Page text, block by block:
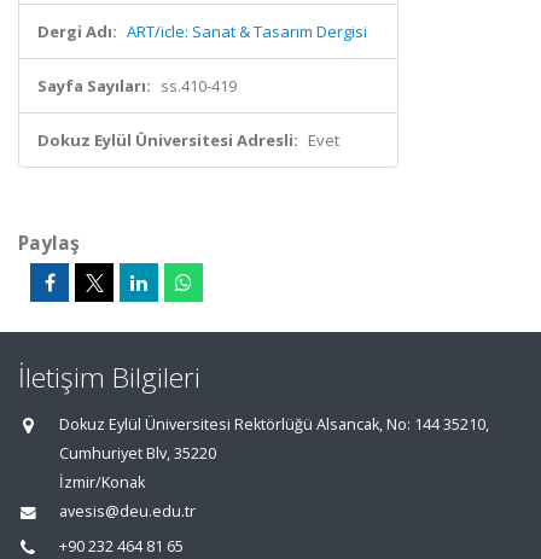
Dergi Adı: ART/icle: Sanat & Tasarım Dergisi
Sayfa Sayıları: ss.410-419
Dokuz Eylül Üniversitesi Adresli: Evet
Paylaş
İletişim Bilgileri
Dokuz Eylül Üniversitesi Rektörlüğü Alsancak, No: 144 35210,
Cumhuriyet Blv, 35220
İzmir/Konak
avesis@deu.edu.tr
+90 232 464 81 65